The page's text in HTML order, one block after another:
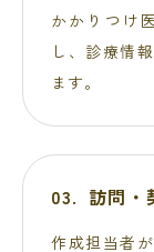
かかりつけ
し、診療情
ます。
訪問・
作成担当者